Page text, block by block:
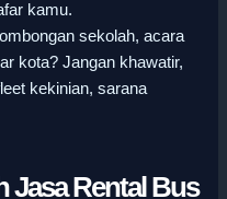
kamu.
sekolah, acara
kota? Jangan khawatir,
kekinian, sarana
Jasa Rental Bus